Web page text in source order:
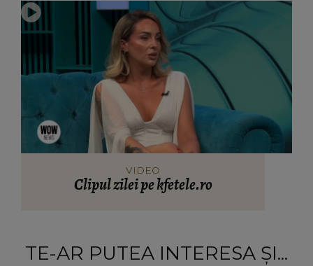
VIDEO
Clipul zilei pe kfetele.ro
TE-AR PUTEA INTERESA ȘI...